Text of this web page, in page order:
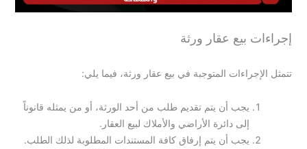
إجراءات بيع عقار ورثة
تتمثل الإجراءات المتوجبة في بيع عقار ورثة، فيما يلي:
يجب أن يتم تقديم طلب من أحد الورثة، أو من يمثله قانوناً
إلى دائرة الأراضي والأملاك لبيع العقار.
يجب أن يتم إرفاق كافة المستندات المطلوبة لذلك الطلب.